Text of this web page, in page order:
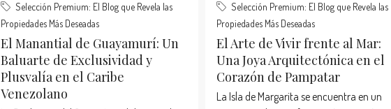
Selección Premium: El Blog que Revela las
Propiedades Más Deseadas
El Manantial de Guayamurí: Un
Baluarte de Exclusividad y
Plusvalía en el Caribe
Venezolano
Selección Premium: El Blog que Revela las
Propiedades Más Deseadas
El Arte de Vivir frente al Mar:
Una Joya Arquitectónica en el
Corazón de Pampatar
La Isla de Margarita se encuentra en un